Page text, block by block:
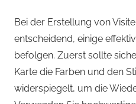
Bei der Erstellung von
entscheidend, einige
befolgen. Zuerst sollte
Karte die Farben und den
widerspiegelt, um die